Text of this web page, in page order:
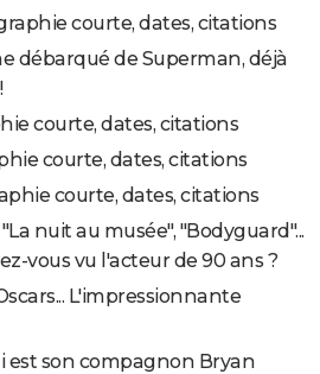
courte, dates, citations
débarqué de Superman, déjà
courte, dates, citations
courte, dates, citations
courte, dates, citations
nuit au musée", "Bodyguard"...
vous vu l'acteur de 90 ans ?
L'impressionnante
est son compagnon Bryan